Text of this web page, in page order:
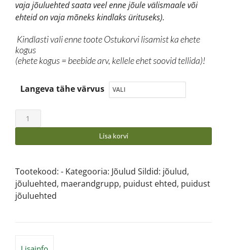
vaja jõuluehted saata veel enne jõule välismaale või
ehteid on vaja mõneks kindlaks ürituseks).
Kindlasti vali enne toote Ostukorvi lisamist ka ehete
kogus
(ehete kogus = beebide arv, kellele ehet soovid tellida)!
Langeva tähe värvus
Lisa korvi
Tootekood: - Kategooria: Jõulud Sildid: jõulud,
jõuluehted, maerandgrupp, puidust ehted, puidust
jõuluehted